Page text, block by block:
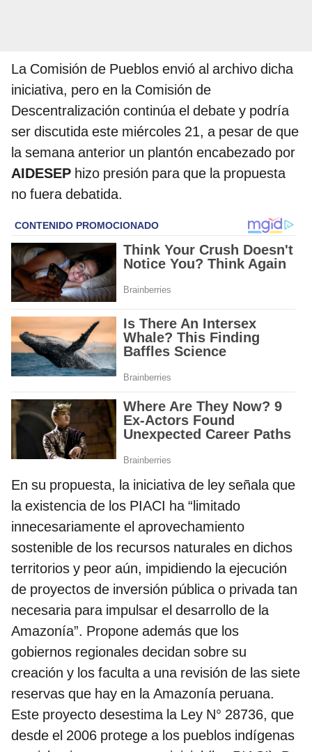
La Comisión de Pueblos envió al archivo dicha
iniciativa, pero en la Comisión de
Descentralización continúa el debate y podría
ser discutida este miércoles 21, a pesar de que
la semana anterior un plantón encabezado por
AIDESEP hizo presión para que la propuesta
no fuera debatida.
En su propuesta, la iniciativa de ley señala que
la existencia de los PIACI ha “limitado
innecesariamente el aprovechamiento
sostenible de los recursos naturales en dichos
territorios y peor aún, impidiendo la ejecución
de proyectos de inversión pública o privada tan
necesaria para impulsar el desarrollo de la
Amazonía”. Propone además que los
gobiernos regionales decidan sobre su
creación y los faculta a una revisión de las siete
reservas que hay en la Amazonía peruana.
Este proyecto desestima la Ley N° 28736, que
desde el 2006 protege a los pueblos indígenas